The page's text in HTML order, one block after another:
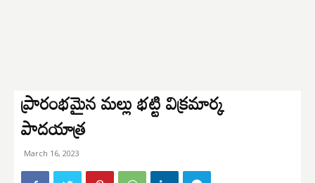
ప్రారంభమైన మల్లు భట్టి విక్రమార్క
పాదయాత్ర
March 16, 2023